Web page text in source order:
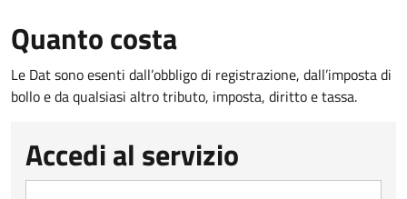
Quanto costa
Le Dat sono esenti dall’obbligo di registrazione, dall’imposta di
bollo e da qualsiasi altro tributo, imposta, diritto e tassa.
Accedi al servizio